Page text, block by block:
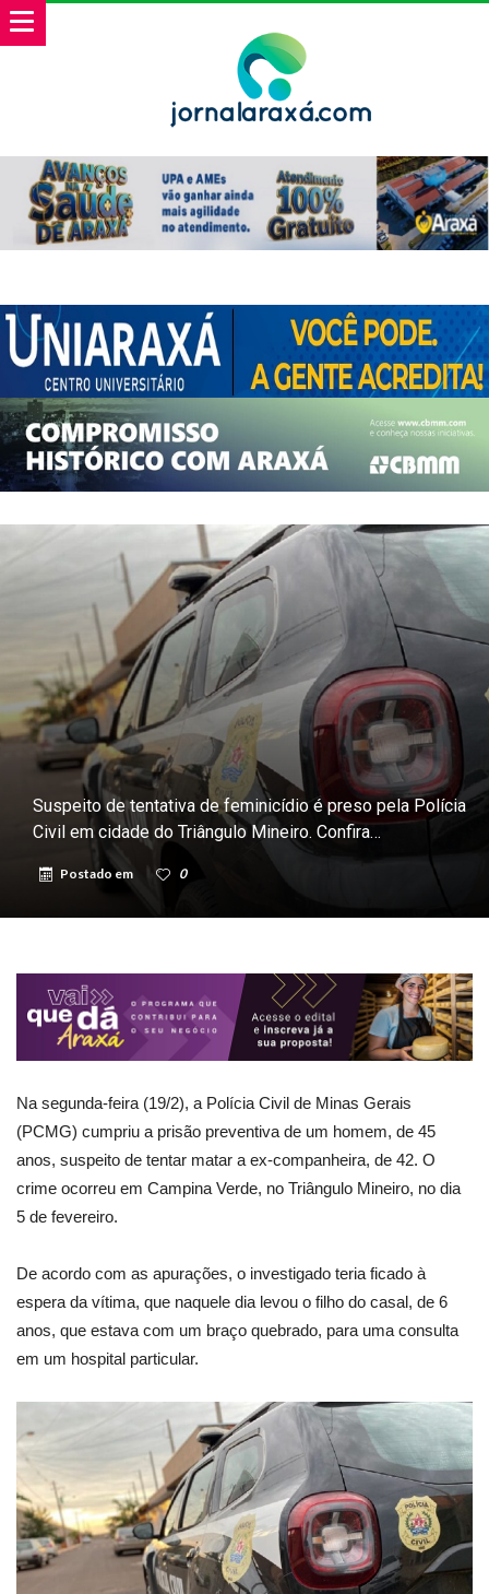
Suspeito de tentativa de feminicídio é preso pela Polícia
Civil em cidade do Triângulo Mineiro. Confira…
Postado em 0
Na segunda-feira (19/2), a Polícia Civil de Minas Gerais
(PCMG) cumpriu a prisão preventiva de um homem, de 45
anos, suspeito de tentar matar a ex-companheira, de 42. O
crime ocorreu em Campina Verde, no Triângulo Mineiro, no dia
5 de fevereiro.
De acordo com as apurações, o investigado teria ficado à
espera da vítima, que naquele dia levou o filho do casal, de 6
anos, que estava com um braço quebrado, para uma consulta
em um hospital particular.